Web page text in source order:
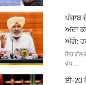
ਪੰਜਾਬ
ਅਦਾ
ਅੱਗੇ:
ਇਹ ਗੱਲ
ਵੱਧ…
ਈ-20